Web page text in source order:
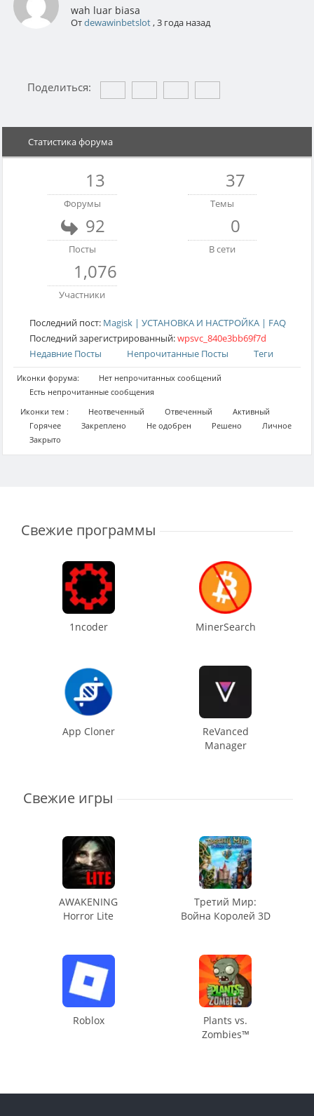
wah luar biasa
Отdewawinbetslot,3 года назад
Поделиться:
Статистика форума
13
Форумы
37
Темы
92
Посты
0
В сети
1,076
Участники
Последний пост: Magisk | УСТАНОВКА И НАСТРОЙКА | FAQ
Последний зарегистрированный:wpsvc_840e3bb69f7d
Недавние Посты
Непрочитанные Посты Теги
Иконки форума:
Нет непрочитанных сообщений
Есть непрочитанные сообщения
Иконки тем :
Неотвеченный Отвеченный
Активный
Горячее
Закреплено Не одобрен Решено
Личное
Закрыто
Свежие программы
1ncoder MinerSearch
App Cloner
ReVanced
Manager
Свежие игры
AWAKENING
Horror Lite
Третий Мир:
Война Королей 3D
Roblox
Plants vs.
Zombies™